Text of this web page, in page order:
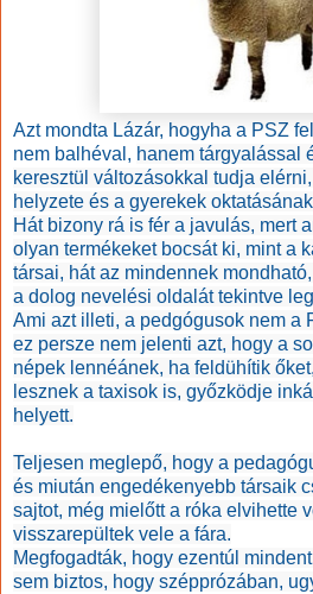
Azt mondta Lázár, hogyha a PSZ
nem balhéval, hanem tárgyalással
keresztül változásokkal tudja
helyzete és a gyerekek
Hát bizony rá is fér a javulás, mert
olyan termékeket bocsát ki, mint a
társai, hát az mindennek
a dolog nevelési oldalát tekintve
Ami azt illeti, a pedgógusok nem a
ez persze nem jelenti azt, hogy a
népek lennéánek, ha feldühítik
lesznek a taxisok is, győzködje
helyett.
Teljesen meglepő, hogy a
és miután engedékenyebb társaik
sajtot, még mielőtt a róka elvihette
visszarepültek vele a fára.
Megfogadták, hogy ezentúl
sem biztos, hogy szépprózában,